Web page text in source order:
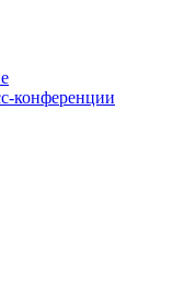
конференции